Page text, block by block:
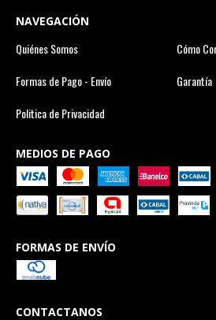
NAVEGACIÓN
Quiénes Somos
Cómo
Formas de Pago - Envío
Garantía
Politica de Privacidad
MEDIOS DE PAGO
FORMAS DE ENVÍO
CONTACTANOS